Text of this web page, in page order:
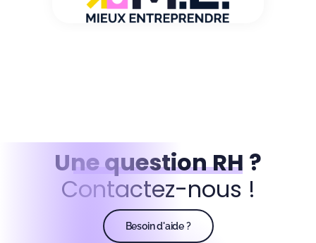
Une question RH ?
Contactez-nous !
Besoin d'aide ?